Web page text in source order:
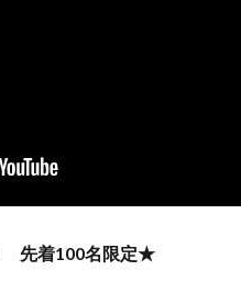
先着100名限定★